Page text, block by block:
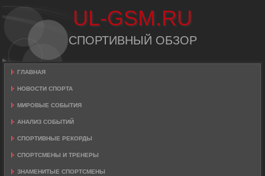
UL-GSM.RU
СПОРТИВНЫЙ ОБЗОР
ГЛАВНАЯ
НОВОСТИ СПОРТА
МИРОВЫЕ СОБЫТИЯ
АНАЛИЗ СОБЫТИЙ
СПОРТИВНЫЕ РЕКОРДЫ
СПОРТСМЕНЫ И ТРЕНЕРЫ
ЗНАМЕНИТЫЕ СПОРТСМЕНЫ